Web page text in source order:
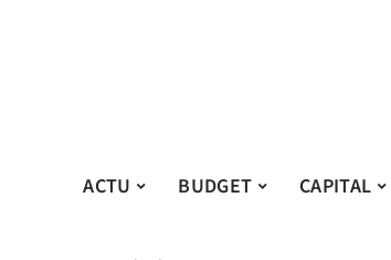
ACTU BUDGET CAPITAL